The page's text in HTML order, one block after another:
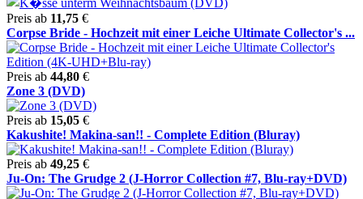
Preis ab 11,75 €
Corpse Bride - Hochzeit mit einer Leiche Ultimate Collector's ...
Preis ab 44,80 €
Zone 3 (DVD)
Preis ab 15,05 €
Kakushite! Makina-san!! - Complete Edition (Bluray)
Preis ab 49,25 €
Ju-On: The Grudge 2 (J-Horror Collection #7, Blu-ray+DVD)